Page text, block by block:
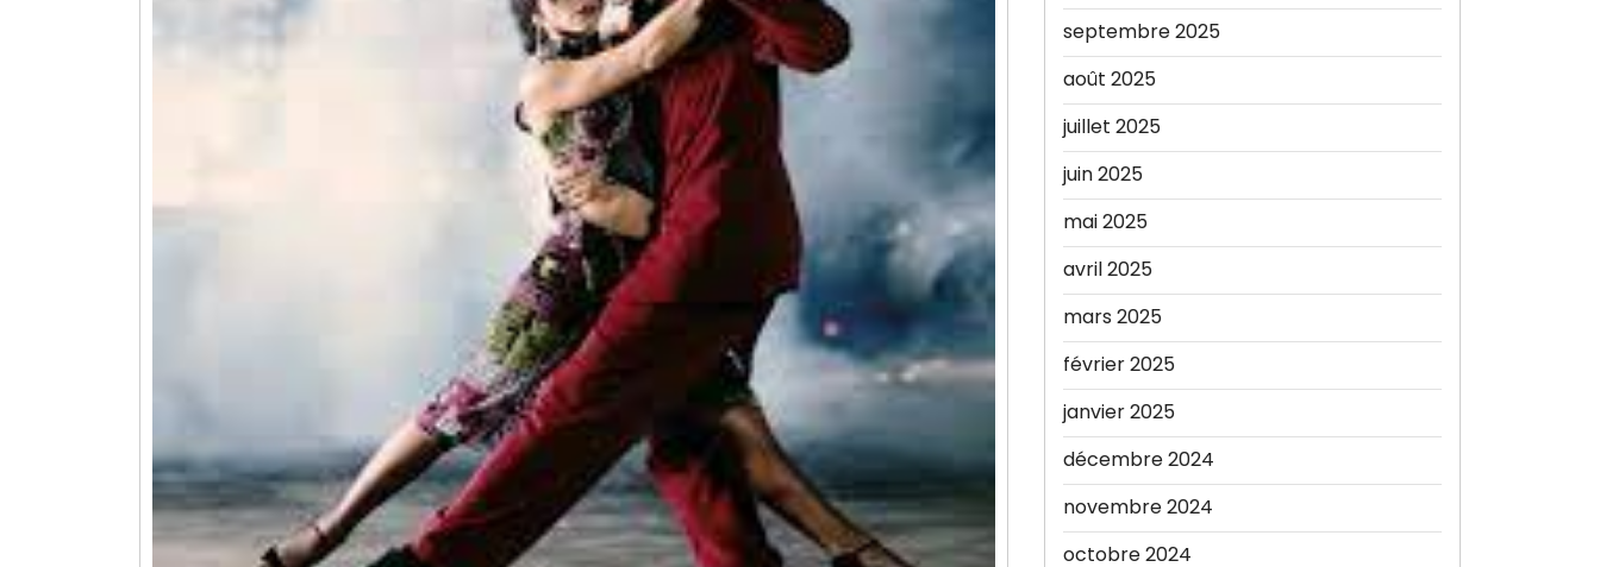
septembre 2025
août 2025
juillet 2025
juin 2025
mai 2025
avril 2025
mars 2025
février 2025
janvier 2025
décembre 2024
novembre 2024
octobre 2024